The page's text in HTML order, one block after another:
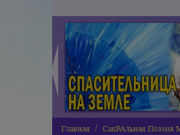
◄
Главная СакРАльная Поэзия